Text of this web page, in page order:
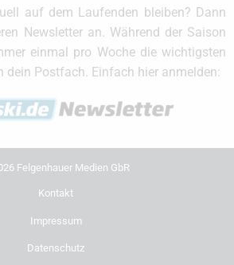
auf dem Laufenden bleiben? Dann
Newsletter an. Während der Saison
einmal pro Woche die wichtigsten
dein Postfach. Einfach hier anmelden:
Felgenhauer Medien GbR
Kontakt
Impressum
Datenschutz